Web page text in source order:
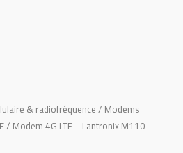
& radiofréquence / Modems
/ Modem 4G LTE – Lantronix M110